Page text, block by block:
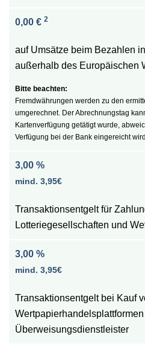
0,00 € 2
auf Umsätze beim Bezahlen
außerhalb des Europäischen
Fremdwährungen werden zu den
umgerechnet. Der Abrechnungstag
Kartenverfügung getätigt wurde,
Verfügung bei der Bank eingereicht
3,00 %
mind. 3,95€
Transaktionsentgelt für
Lotteriegesellschaften und
3,00 %
mind. 3,95€
Transaktionsentgelt bei Kauf
Wertpapierhandelsplattformen
Überweisungsdienstleister